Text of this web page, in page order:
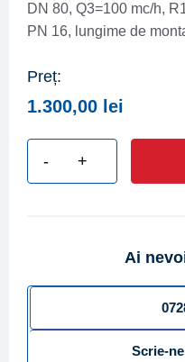
DN 80, Q3=100 mc/h,
PN 16, lungime de
Preț:
1.300,00 lei
-
tip
WDE-
+
Ai
Scrie-